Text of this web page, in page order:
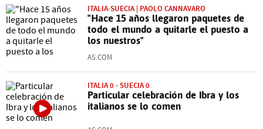
ITALIA-SUECIA | PAOLO CANNAVARO
"Hace 15 años llegaron paquetes de
todo el mundo a quitarle el puesto a
los nuestros"
AS.COM
ITALIA 0 - SUECIA 0
Particular celebración de Ibra y los
italianos se lo comen